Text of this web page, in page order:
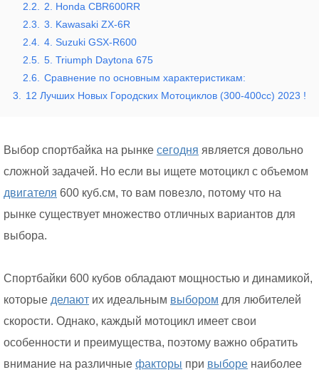
2.2.
2. Honda CBR600RR
2.3.
3. Kawasaki ZX-6R
2.4.
4. Suzuki GSX-R600
2.5.
5. Triumph Daytona 675
2.6.
Сравнение по основным характеристикам:
3.
12 Лучших Новых Городских Мотоциклов (300-400сс) 2023 !
Выбор спортбайка на рынке сегодня является довольно
сложной задачей. Но если вы ищете мотоцикл с объемом
двигателя 600 куб.см, то вам повезло, потому что на
рынке существует множество отличных вариантов для
выбора.
Спортбайки 600 кубов обладают мощностью и динамикой,
которые делают их идеальным выбором для любителей
скорости. Однако, каждый мотоцикл имеет свои
особенности и преимущества, поэтому важно обратить
внимание на различные факторы при выборе наиболее